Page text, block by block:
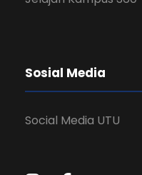
Sosial Media
Social Media UTU